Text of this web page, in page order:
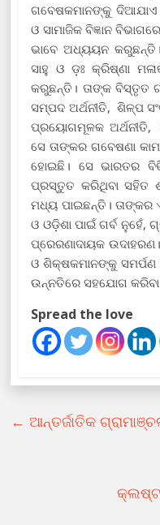
ଗବେଷକମାନଙ୍କୁ
ଓ ସାମାଜିକ ବିଜ୍ଞାନ
ଭାବେ ଅଧ୍ୟୟନ
ସାହୁ ଓ ଡ଼ଃ କ୍ରିଷ୍ଣା
କରୁଛନ୍ତି। ତାଙ୍କ ବିସ୍ତୃତ
ସମ୍ପଦ ଅର୍ଥନୀତି, ଶିଳ୍ପ
ପ୍ରୟୋଗମୂଳକ ଅର୍ଥନୀତି,
ସେ ତାଙ୍କର ଗବେଷଣା
ହୋଇଛି। ସେ ଭାରତର
ପ୍ରସ୍ତୁତ କରିଥିବା ସହିତ
ମଧ୍ୟ ପାଇଛନ୍ତି। ତାଙ୍କର
ଓ ଓଡ଼ିଶା ପାଇଁ ଗର୍ବ ନୁହେଁ,
ପ୍ରେରଣାଦାୟକ
ଓ ଶିକ୍ଷକମାନଙ୍କୁ
ଉନ୍ନତିରେ ସହଯୋଗ
Spread the love
← ଆନ୍ତର୍ଜାତିକ